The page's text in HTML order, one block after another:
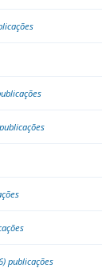
publicações